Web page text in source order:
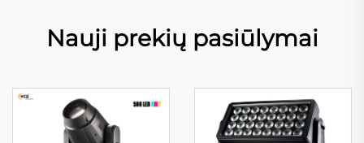
Nauji prekių pasiūlymai